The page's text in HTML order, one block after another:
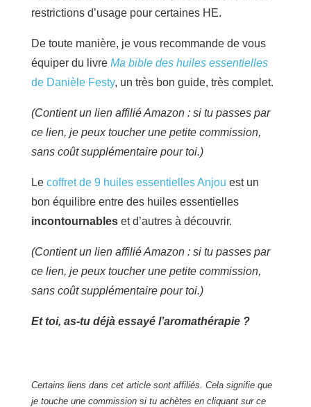
restrictions d’usage pour certaines HE.
De toute manière, je vous recommande de vous
équiper du livre Ma bible des huiles essentielles
de Danièle Festy, un très bon guide, très complet.
(Contient un lien affilié Amazon : si tu passes par
ce lien, je peux toucher une petite commission,
sans coût supplémentaire pour toi.)
Le coffret de 9 huiles essentielles Anjou est un
bon équilibre entre des huiles essentielles
incontournables et d’autres à découvrir.
(Contient un lien affilié Amazon : si tu passes par
ce lien, je peux toucher une petite commission,
sans coût supplémentaire pour toi.)
Et toi, as-tu déjà essayé l’aromathérapie ?
Certains liens dans cet article sont affiliés. Cela signifie que
je touche une commission si tu achètes en cliquant sur ce